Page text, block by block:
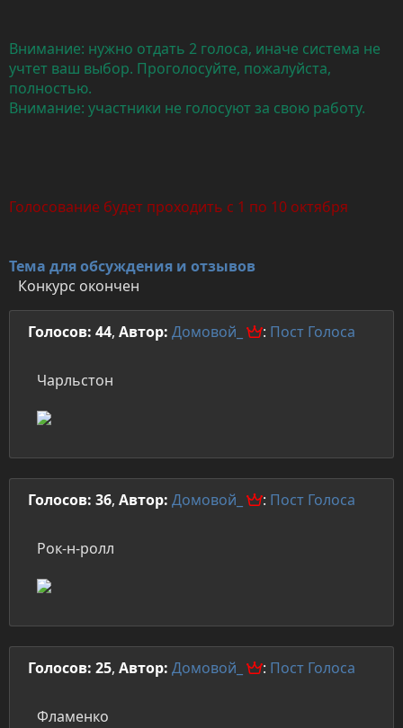
Внимание: нужно отдать 2 голоса, иначе система не
учтет ваш выбор. Проголосуйте, пожалуйста,
полностью.
Внимание: участники не голосуют за свою работу.
Голосование будет проходить с 1 по 10 октября
Тема для обсуждения и отзывов
Конкурс окончен
Голосов: 44, Автор: Домовой_ : Пост Голоса
Чарльстон
Голосов: 36, Автор: Домовой_ : Пост Голоса
Рок-н-ролл
Голосов: 25, Автор: Домовой_ : Пост Голоса
Фламенко